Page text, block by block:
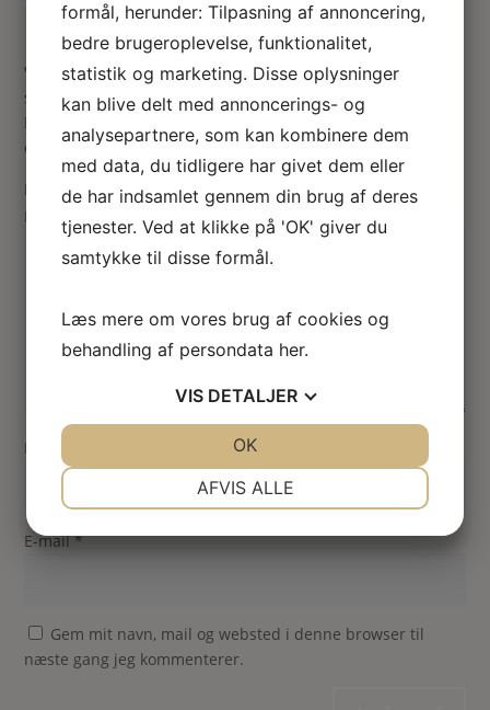
Vær den første til at anmelde “Miniature væglampe med
svingarm”
Din e-mailadresse vil ikke blive publiceret.
Krævede felter
er markeret med *
Din vurdering
Din anmeldelse*
Navn
E-mail*
Gem mit navn, mail og websted i denne browser til
næste gang jeg kommenterer.
formål, herunder: Tilpasning af annoncering,
bedre brugeroplevelse, funktionalitet,
statistik og marketing. Disse oplysninger
kan blive delt med annoncerings- og
analysepartnere, som kan kombinere dem
med data, du tidligere har givet dem eller
de har indsamlet gennem din brug af deres
tjenester. Ved at klikke på 'OK' giver du
samtykke til disse formål.
Læs mere om vores brug af cookies og
behandling af persondata her.
VIS DETALJER
AFVIS ALLE
OK